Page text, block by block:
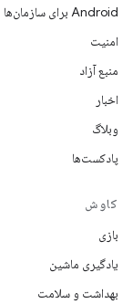
Android برای سازمان‌ها
امنیت
منبع آزاد
اخبار
وبلاگ
پادکست‌ها
کاوش
بازی
یادگیری ماشین
بهداشت و سلامت